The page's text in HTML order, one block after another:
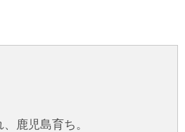
鹿児島育ち。